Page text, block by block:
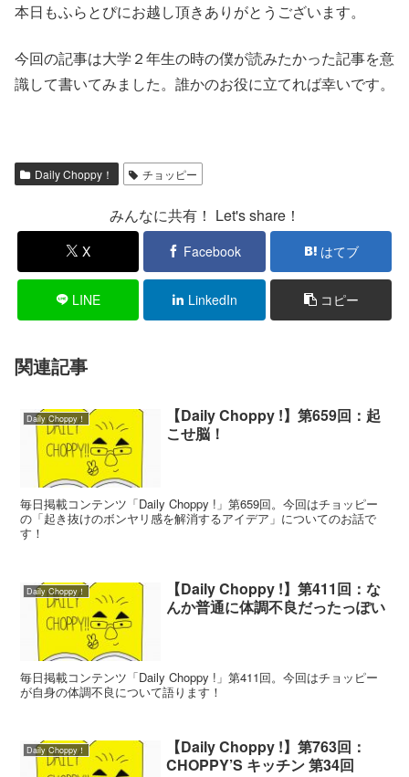
本日もふらとぴにお越し頂きありがとうございます。
今回の記事は大学２年生の時の僕が読みたかった記事を意
識して書いてみました。誰かのお役に立てれば幸いです。
Daily Choppy！ チョッピー
みんなに共有！ Let's share！
X Facebook はてブ
LINE LinkedIn コピー
関連記事
Daily Choppy！
【Daily Choppy !】第659回：起
こせ脳！
毎日掲載コンテンツ「Daily Choppy !」第659回。今回はチョッピー
の「起き抜けのボンヤリ感を解消するアイデア」についてのお話で
す！
Daily Choppy！
【Daily Choppy !】第411回：な
んか普通に体調不良だったっぽい
毎日掲載コンテンツ「Daily Choppy !」第411回。今回はチョッピー
が自身の体調不良について語ります！
Daily Choppy！
【Daily Choppy !】第763回：
CHOPPY’S キッチン 第34回